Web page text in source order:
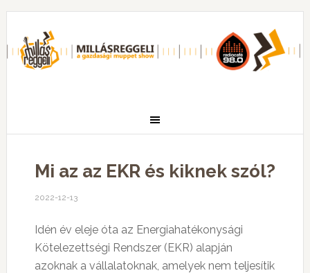
Mi az az EKR és kiknek szól?
2022-12-13
Idén év eleje óta az Energiahatékonysági
Kötelezettségi Rendszer (EKR) alapján
azoknak a vállalatoknak, amelyek nem teljesítik